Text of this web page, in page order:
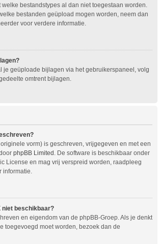
bestandstypes al dan niet toegestaan worden.
bestanden geüpload mogen worden, neem dan
voor verdere informatie.
je geüploade bijlagen via het gebruikerspaneel, volg
omtrent bijlagen.
vorm) is geschreven, vrijgegeven en met een
phpBB Limited . De software is beschikbaar onder
License en mag vrij verspreid worden, raadpleeg
informatie.
niet beschikbaar?
en eigendom van de phpBB-Groep. Als je denkt
toegevoegd moet worden, bezoek dan de